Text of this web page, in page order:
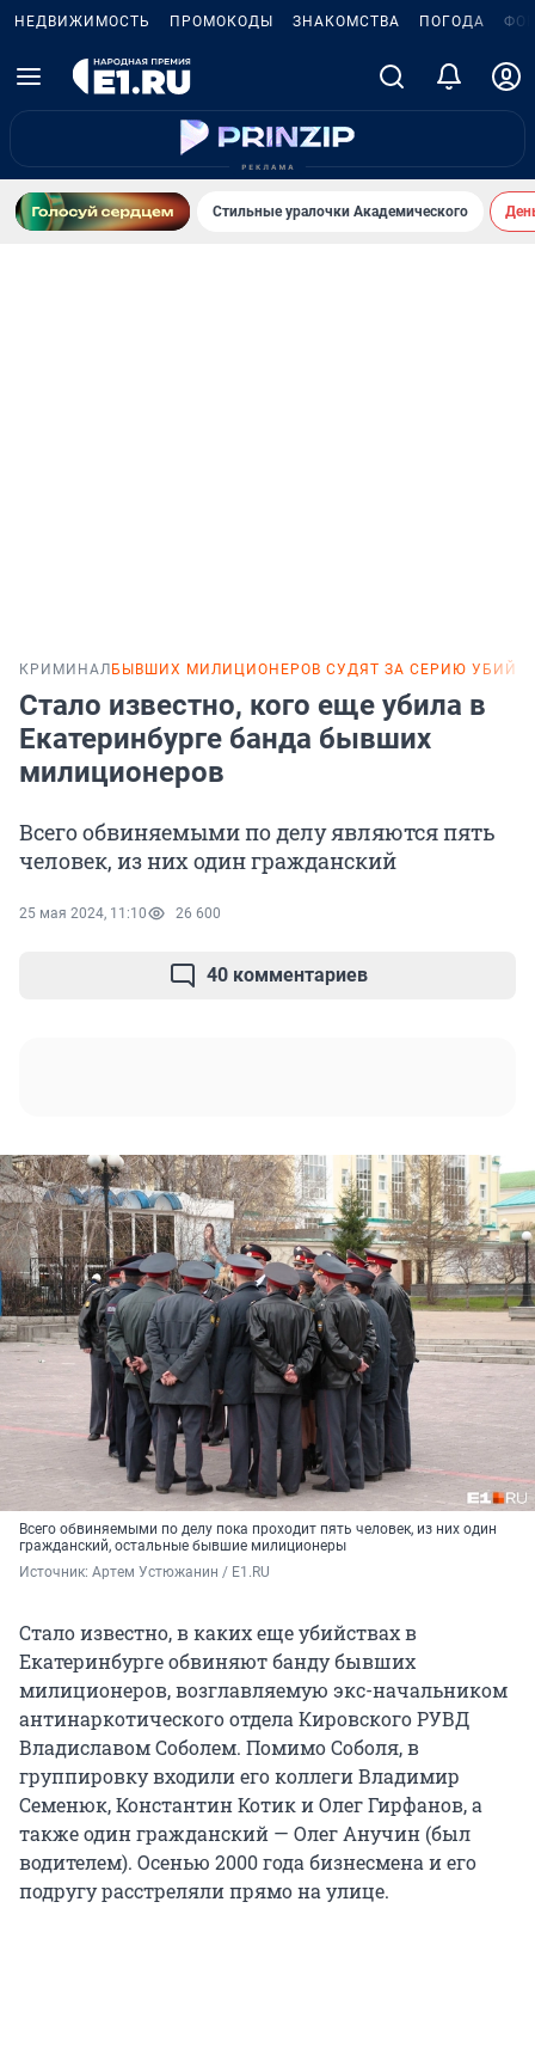
НЕДВИЖИМОСТЬ ПРОМОКОДЫ ЗНАКОМСТВА ПОГОДА
Стильные уралочки Академического
КРИМИНАЛ БЫВШИХ МИЛИЦИОНЕРОВ СУДЯТ ЗА СЕРИЮ
Стало известно, кого еще убила в
Екатеринбурге банда бывших
милиционеров
Всего обвиняемыми по делу являются пять
человек, из них один гражданский
25 мая 2024, 11:10 26 600
40 комментариев
Всего обвиняемыми по делу пока проходит пять человек, из них один
гражданский, остальные бывшие милиционеры
Источник: Артем Устюжанин / E1.RU
Стало известно, в каких еще убийствах в
Екатеринбурге обвиняют банду бывших
милиционеров, возглавляемую экс-начальником
антинаркотического отдела Кировского РУВД
Владиславом Соболем. Помимо Соболя, в
группировку входили его коллеги Владимир
Семенюк, Константин Котик и Олег Гирфанов, а
также один гражданский — Олег Анучин (был
водителем). Осенью 2000 года бизнесмена и его
подругу расстреляли прямо на улице.